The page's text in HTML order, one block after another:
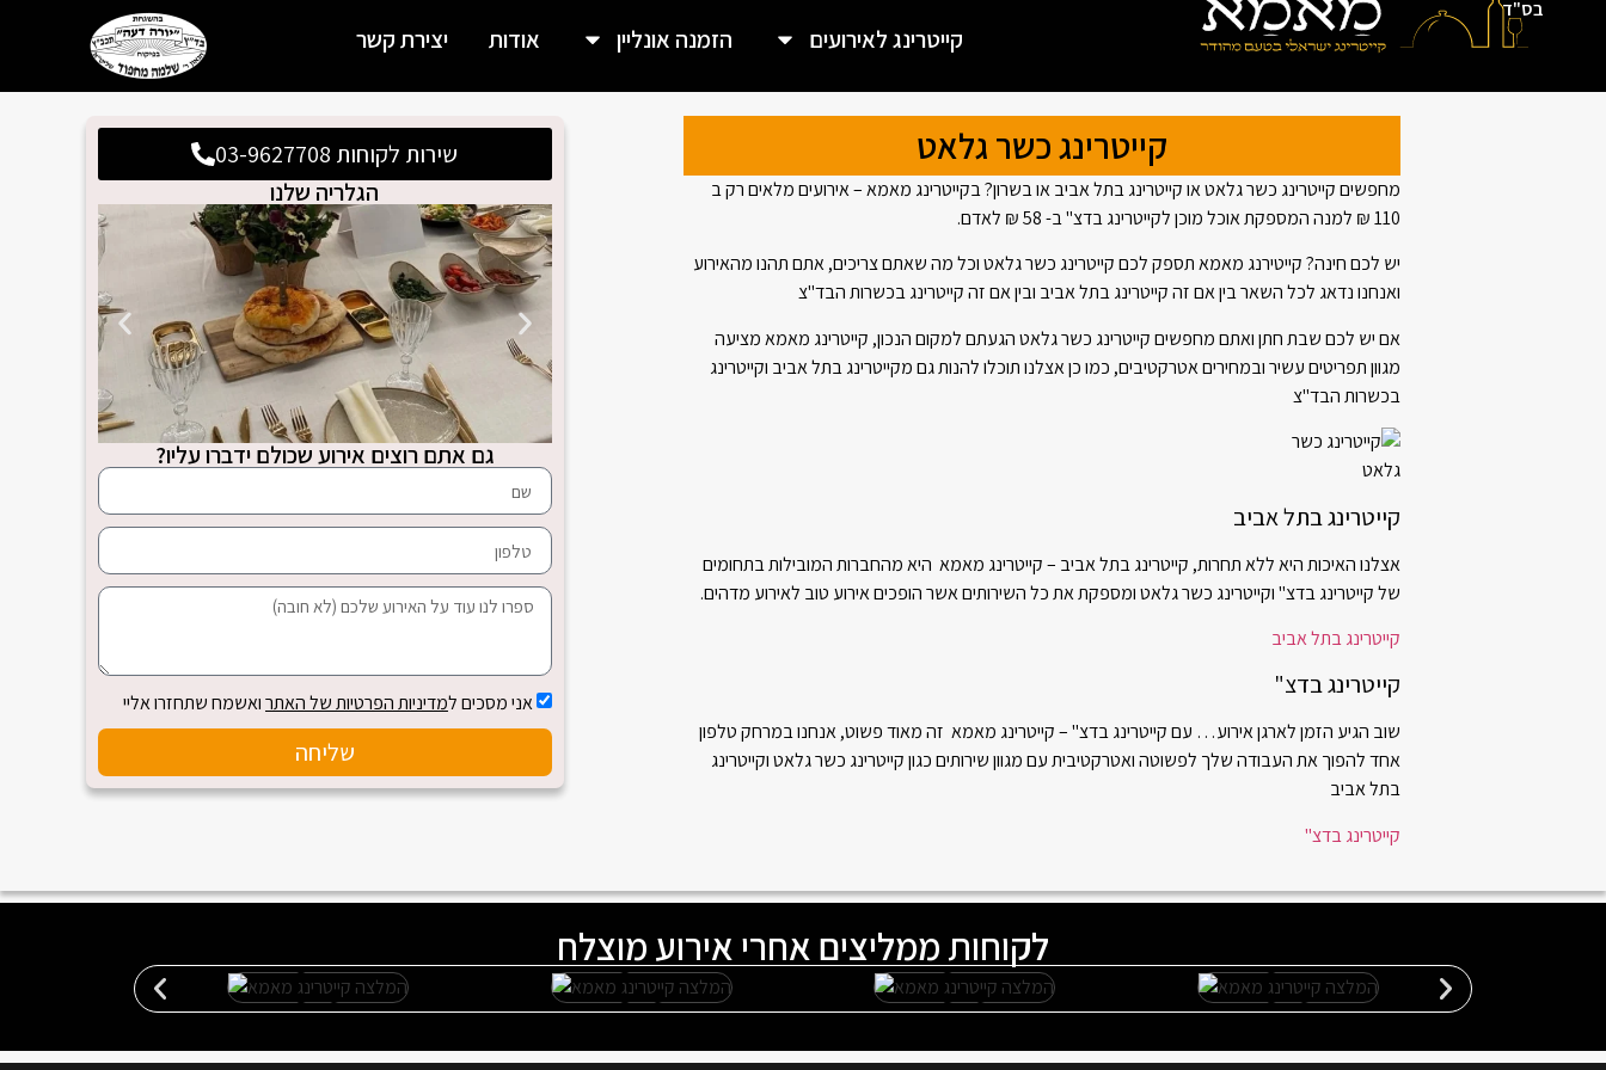
בס"ד
קייטרינג לאירועים הזמנה אונליין אודות יצירת קשר
שירות לקוחות 03-9627708
הגלריה שלנו
גם אתם רוצים אירוע שכולם ידברו עליו?
אני מסכים למדיניות הפרטיות של האתרואשמח שתחזרו אליי
שליחה
קייטרינג כשר גלאט
מחפשים קייטרינג כשר גלאט או קייטרינג בתל אביב או בשרון? בקייטרינג מאמא – אירועים מלאים רק ב
110 ₪ למנה המספקת אוכל מוכן לקייטרינג בדצ" ב- 58 ₪ לאדם.
יש לכם חינה? קייטירנג מאמא תספק לכם קייטרינג כשר גלאט וכל מה שאתם צריכים, אתם תהנו מהאירוע
ואנחנו נדאג לכל השאר בין אם זה קייטרינג בתל אביב ובין אם זה קייטרינג בכשרות הבד"צ
אם יש לכם שבת חתן ואתם מחפשים קייטרינג כשר גלאט הגעתם למקום הנכון, קייטרינג מאמא מציעה
מגוון תפריטים עשיר ובמחירים אטרקטיבים, כמו כן אצלנו תוכלו להנות גם מקייטרינג בתל אביב וקייטרינג
בכשרות הבד"צ
קייטרינג בתל אביב
אצלנו האיכות היא ללא תחרות, קייטרינג בתל אביב – קייטרינג מאמא היא מהחברות המובילות בתחומים
של קייטרינג בדצ" וקייטרינג כשר גלאט ומספקת את כל השירותים אשר הופכים אירוע טוב לאירוע מדהים.
קייטרינג בתל אביב
קייטרינג בדצ"
שוב הגיע הזמן לארגן אירוע… עם קייטרינג בדצ" – קייטרינג מאמא זה מאוד פשוט, אנחנו במרחק טלפון
אחד להפוך את העבודה שלך לפשוטה ואטרקטיבית עם מגוון שירותים כגון קייטרינג כשר גלאט וקייטרינג
בתל אביב
קייטרינג בדצ"
לקוחות ממליצים אחרי אירוע מוצלח